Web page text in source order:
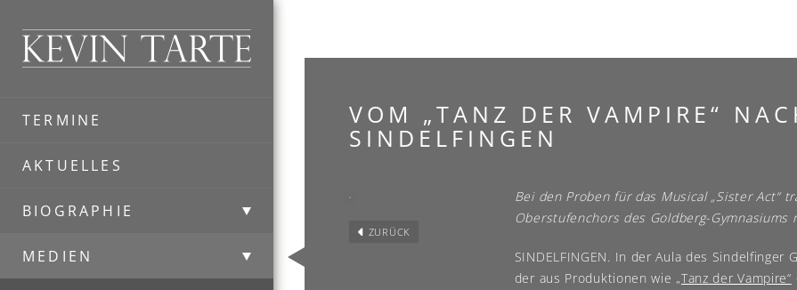
Kevin Tarte
TERMINE
AKTUELLES
BIOGRAPHIE
MEDIEN
VOM „TANZ DER VAMPIRE“
SINDELFINGEN
ZURÜCK
Bei den Proben für das Musical „Sister Act“
Oberstufenchors des Goldberg-Gymnasiums
SINDELFINGEN. In der Aula des Sindelfinger
der aus Produktionen wie „Tanz der Vampire“